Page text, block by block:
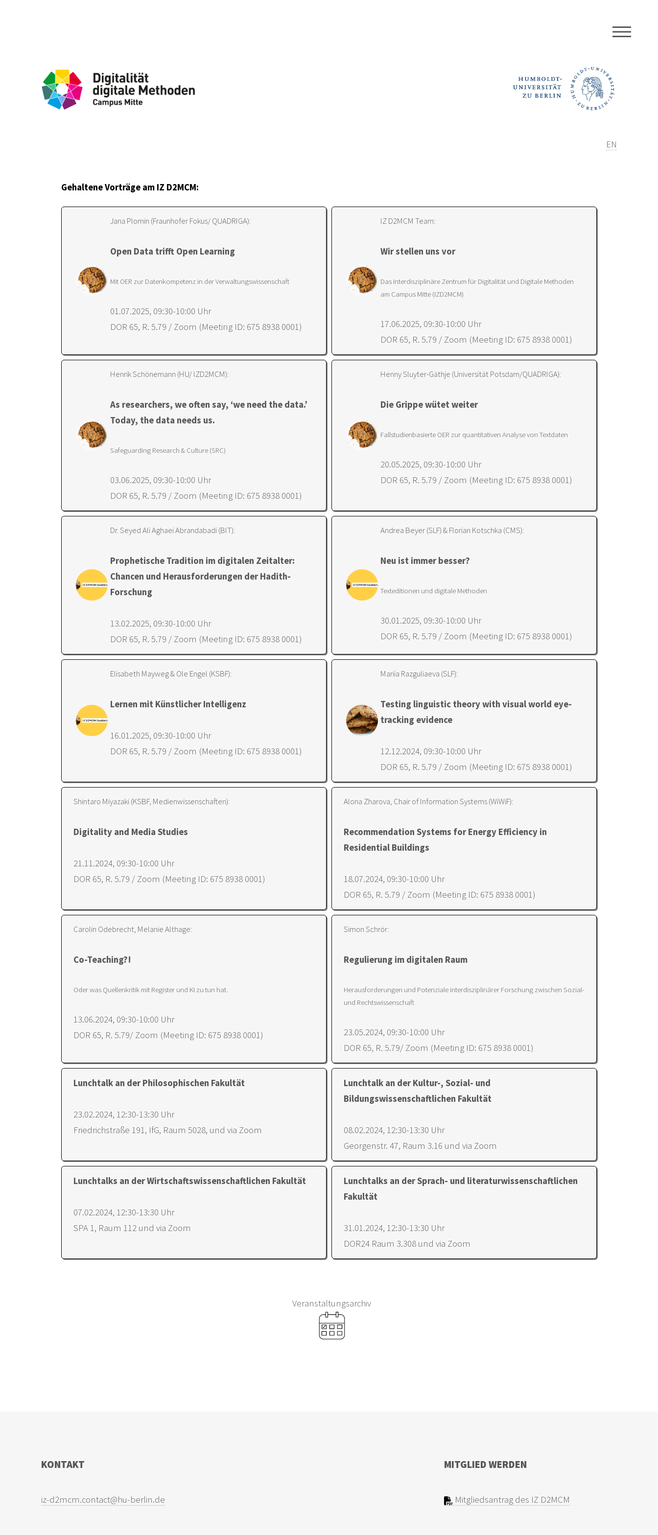
EN
Gehaltene Vorträge am IZ D2MCM:
Jana Plomin (Fraunhofer Fokus/ QUADRIGA):
Open Data trifft Open Learning
Mit OER zur Datenkompetenz in der Verwaltungswissenschaft
01.07.2025, 09:30-10:00 Uhr
DOR 65, R. 5.79 / Zoom (Meeting ID: 675 8938 0001)
IZ D2MCM Team:
Wir stellen uns vor
Das Interdisziplinäre Zentrum für Digitalität und Digitale Methoden
am Campus Mitte (IZD2MCM)
17.06.2025, 09:30-10:00 Uhr
DOR 65, R. 5.79 / Zoom (Meeting ID: 675 8938 0001)
Henrik Schönemann (HU/ IZD2MCM):
As researchers, we often say, ‘we need the data.’
Today, the data needs us.
Safeguarding Research & Culture (SRC)
03.06.2025, 09:30-10:00 Uhr
DOR 65, R. 5.79 / Zoom (Meeting ID: 675 8938 0001)
Henny Sluyter-Gäthje (Universität Potsdam/QUADRIGA):
Die Grippe wütet weiter
Fallstudienbasierte OER zur quantitativen Analyse von Textdaten
20.05.2025, 09:30-10:00 Uhr
DOR 65, R. 5.79 / Zoom (Meeting ID: 675 8938 0001)
Dr. Seyed Ali Aghaei Abrandabadi (BIT):
Prophetische Tradition im digitalen Zeitalter:
Chancen und Herausforderungen der Hadith-
Forschung
13.02.2025, 09:30-10:00 Uhr
DOR 65, R. 5.79 / Zoom (Meeting ID: 675 8938 0001)
Andrea Beyer (SLF) & Florian Kotschka (CMS):
Neu ist immer besser?
Texteditionen und digitale Methoden
30.01.2025, 09:30-10:00 Uhr
DOR 65, R. 5.79 / Zoom (Meeting ID: 675 8938 0001)
Elisabeth Mayweg & Ole Engel (KSBF):
Lernen mit Künstlicher Intelligenz
16.01.2025, 09:30-10:00 Uhr
DOR 65, R. 5.79 / Zoom (Meeting ID: 675 8938 0001)
Mariia Razguliaeva (SLF):
Testing linguistic theory with visual world eye-
tracking evidence
12.12.2024, 09:30-10:00 Uhr
DOR 65, R. 5.79 / Zoom (Meeting ID: 675 8938 0001)
Shintaro Miyazaki (KSBF, Medienwissenschaften):
Digitality and Media Studies
21.11.2024, 09:30-10:00 Uhr
DOR 65, R. 5.79 / Zoom (Meeting ID: 675 8938 0001)
Alona Zharova, Chair of Information Systems (WiWiF):
Recommendation Systems for Energy Efficiency in
Residential Buildings
18.07.2024, 09:30-10:00 Uhr
DOR 65, R. 5.79 / Zoom (Meeting ID: 675 8938 0001)
Carolin Odebrecht, Melanie Althage:
Co-Teaching?!
Oder was Quellenkritik mit Register und KI zu tun hat.
13.06.2024, 09:30-10:00 Uhr
DOR 65, R. 5.79/ Zoom (Meeting ID: 675 8938 0001)
Simon Schrör:
Regulierung im digitalen Raum
Herausforderungen und Potenziale interdisziplinärer Forschung zwischen Sozial-
und Rechtswissenschaft
23.05.2024, 09:30-10:00 Uhr
DOR 65, R. 5.79/ Zoom (Meeting ID: 675 8938 0001)
Lunchtalk an der Philosophischen Fakultät
23.02.2024, 12:30-13:30 Uhr
Friedrichstraße 191, IfG, Raum 5028, und via Zoom
Lunchtalk an der Kultur-, Sozial- und
Bildungswissenschaftlichen Fakultät
08.02.2024, 12:30-13:30 Uhr
Georgenstr. 47, Raum 3.16 und via Zoom
Lunchtalks an der Wirtschaftswissenschaftlichen Fakultät
07.02.2024, 12:30-13:30 Uhr
SPA 1, Raum 112 und via Zoom
Lunchtalks an der Sprach- und literaturwissenschaftlichen
Fakultät
31.01.2024, 12:30-13:30 Uhr
DOR24 Raum 3.308 und via Zoom
Veranstaltungsarchiv
KONTAKT MITGLIED WERDEN
Mitgliedsantrag des IZ D2MCM